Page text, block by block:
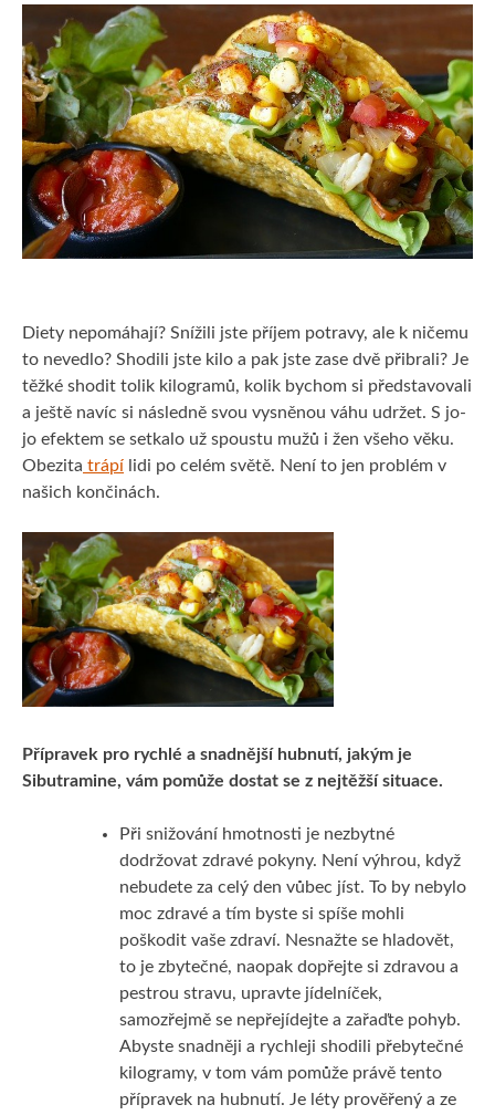
KRÁSA
MUŽI
PRODUKTY
Diety nepomáhají? Snížili jste příjem potravy, ale k ničemu
to nevedlo? Shodili jste kilo a pak jste zase dvě přibrali? Je
těžké shodit tolik kilogramů, kolik bychom si představovali
a ještě navíc si následně svou vysněnou váhu udržet. S jo-
jo efektem se setkalo už spoustu mužů i žen všeho věku.
Obezita trápí lidi po celém světě. Není to jen problém v
našich končinách.
Přípravek pro rychlé a snadnější hubnutí, jakým je
Sibutramine, vám pomůže dostat se z nejtěžší situace.
Při snižování hmotnosti je nezbytné
dodržovat zdravé pokyny. Není výhrou, když
nebudete za celý den vůbec jíst. To by nebylo
moc zdravé a tím byste si spíše mohli
poškodit vaše zdraví. Nesnažte se hladovět,
to je zbytečné, naopak dopřejte si zdravou a
pestrou stravu, upravte jídelníček,
samozřejmě se nepřejídejte a zařaďte pohyb.
Abyste snadněji a rychleji shodili přebytečné
kilogramy, v tom vám pomůže právě tento
přípravek na hubnutí. Je léty prověřený a ze